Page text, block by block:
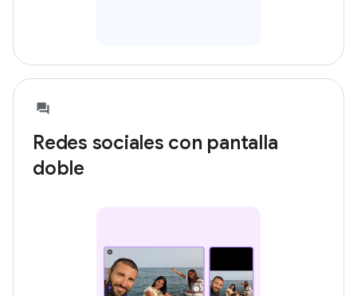
Redes sociales con pantalla
doble